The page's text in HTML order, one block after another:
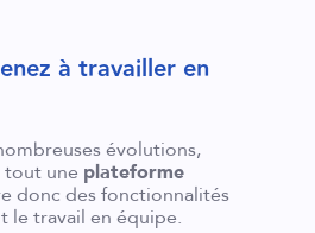
à travailler en
évolutions,
tout une plateforme
donc des fonctionnalités
le travail en équipe.